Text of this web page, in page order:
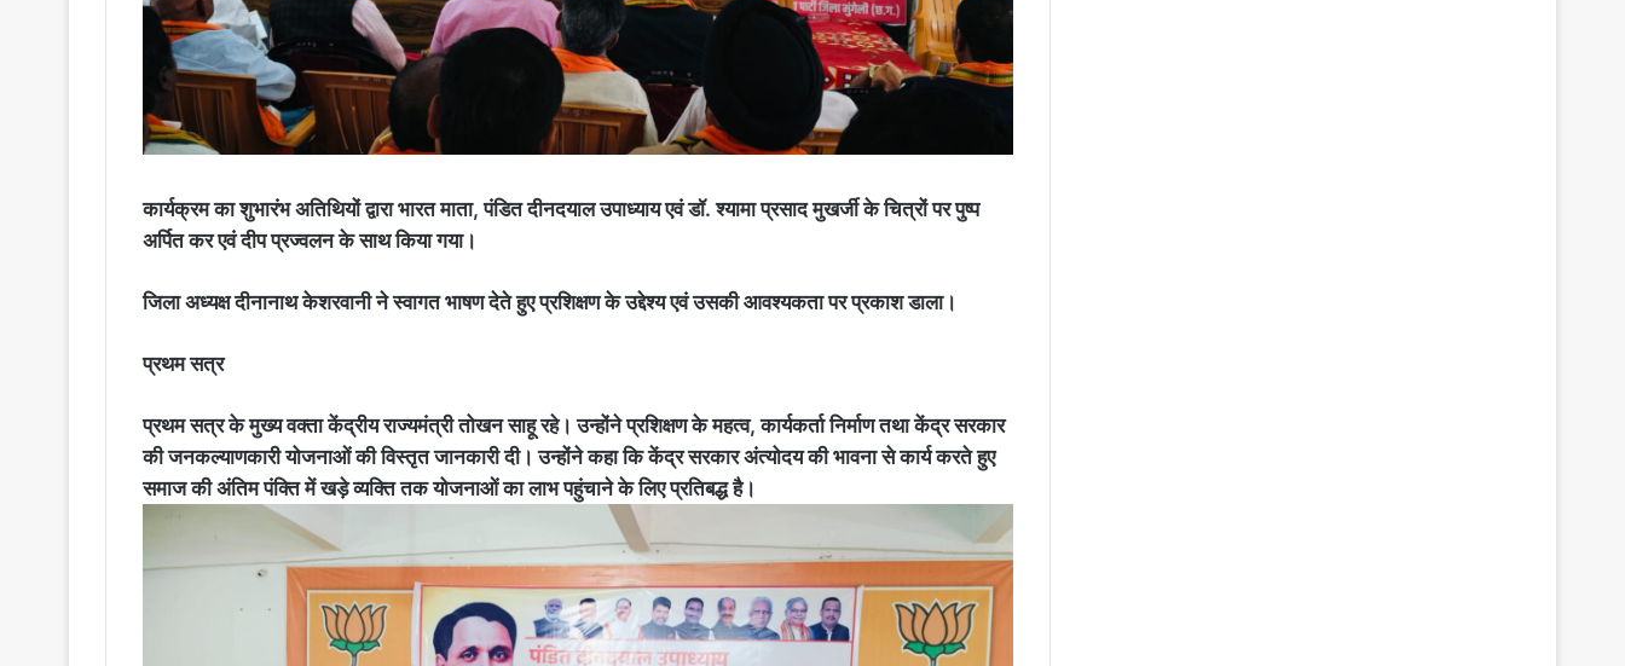
कार्यक्रम का शुभारंभ अतिथियों द्वारा भारत माता, पंडित दीनदयाल उपाध्याय एवं डॉ. श्यामा प्रसाद मुखर्जी के चित्रों पर पुष्प
अर्पित कर एवं दीप प्रज्वलन के साथ किया गया।
जिला अध्यक्ष दीनानाथ केशरवानी ने स्वागत भाषण देते हुए प्रशिक्षण के उद्देश्य एवं उसकी आवश्यकता पर प्रकाश डाला।
प्रथम सत्र
प्रथम सत्र के मुख्य वक्ता केंद्रीय राज्यमंत्री तोखन साहू रहे। उन्होंने प्रशिक्षण के महत्व, कार्यकर्ता निर्माण तथा केंद्र सरकार
की जनकल्याणकारी योजनाओं की विस्तृत जानकारी दी। उन्होंने कहा कि केंद्र सरकार अंत्योदय की भावना से कार्य करते हुए
समाज की अंतिम पंक्ति में खड़े व्यक्ति तक योजनाओं का लाभ पहुंचाने के लिए प्रतिबद्ध है।